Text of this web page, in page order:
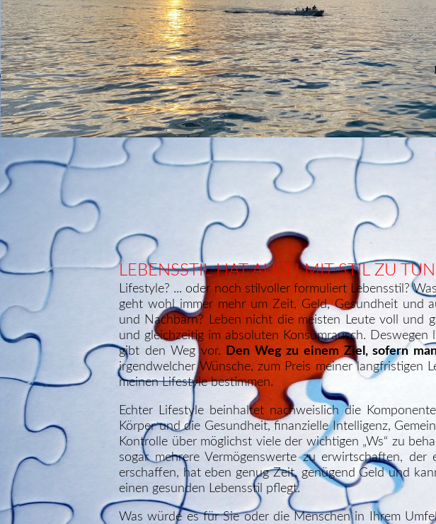
LEBENSSTIL HAT AUCH MIT STIL ZU
Lifestyle? ... oder noch stilvoller formuliert Lebensstil?
geht wohl immer mehr um Zeit, Geld, Gesundheit und
und Nachbarn? Leben nicht die meisten Leute voll und
und gleichzeitig im absoluten Konsumrausch.
gibt den Weg vor.
Den Weg zu einem Ziel, sofern
irgendwelcher Wünsche, zum Preis meiner langfristigen
meinen Lifestyle bestimmen.
Echter Lifestyle beinhaltet nachweislich die
Körper und die Gesundheit, finanzielle Intelligenz,
Kontrolle über möglichst viele der wichtigen „Ws“ zu
sogar mehrere Vermögenswerte zu erwirtschaften,
erschaffen, hat eben genug Zeit, genügend Geld und
einen gesunden Lebensstil pflegt.
Was würde es für Sie oder die Menschen in Ihrem